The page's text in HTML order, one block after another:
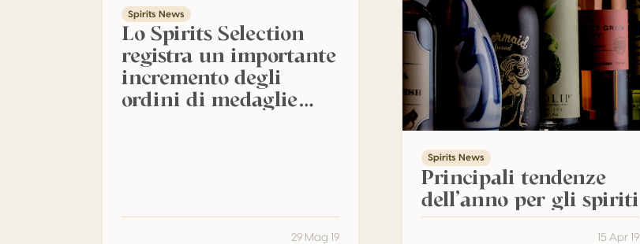
Spirits News
Lo Spirits Selection
registra un importante
incremento degli
ordini di medaglie
29 Mag 19
Spirits News
Principali tendenze
dell’anno per gli spiriti
15 Apr 19